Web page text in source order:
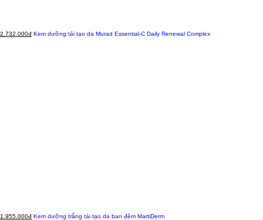
2.732.000đ Kem dưỡng tái tạo da Murad Essential-C Daily Renewal Complex
1.955.000đ Kem dưỡng trắng tái tạo da ban đêm MartiDerm